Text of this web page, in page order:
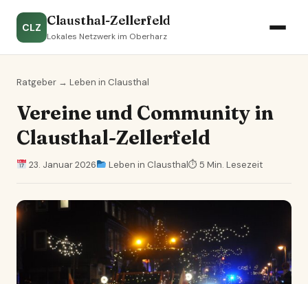
CLZ Clausthal-Zellerfeld
Lokales Netzwerk im Oberharz
Ratgeber → Leben in Clausthal
Vereine und Community in
Clausthal-Zellerfeld
23. Januar 2026 Leben in Clausthal⏱ 5 Min. Lesezeit